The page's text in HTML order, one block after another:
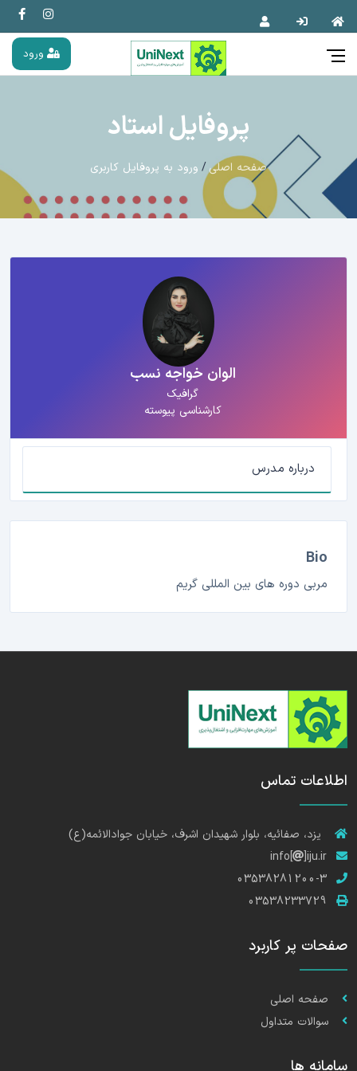
ورود
پروفایل استاد
صفحه اصلی ورود به پروفایل کاربری
الوان خواجه نسب
گرافیک
کارشناسی پیوسته
درباره مدرس
Bio
مربی دوره های بین المللی گریم
اطلاعات تماس
یزد، صفائیه، بلوار شهیدان اشرف، خیابان جوادالائمه(ع)
info[
]iju.ir
03538281200-3
03538233729
صفحات پر کاربرد
صفحه اصلی
سوالات متداول